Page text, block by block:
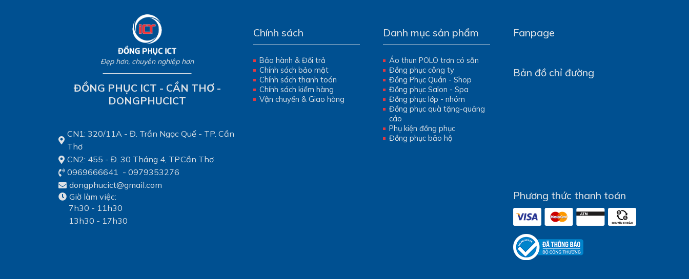
Đẹp hơn, chuyên nghiệp hơn
ĐỒNG PHỤC ICT - CẦN THƠ -
DONGPHUCICT
CN1: 320/11A - Đ. Trần Ngọc Quế - TP. Cần
Thơ
CN2: 455 - Đ. 30 Tháng 4, TP.Cần Thơ
0969666641 - 0979353276
dongphucict@gmail.com
Giờ làm việc:
7h30 - 11h30
13h30 - 17h30
Chính sách
Bảo hành & Đổi trả
Chính sách bảo mật
Chính sách thanh toán
Chính sách kiểm hàng
Vận chuyển & Giao hàng
Danh mục sản phẩm
Áo thun POLO trơn có sẵn
Đồng phục công ty
Đồng Phục Quán - Shop
Đồng phục Salon - Spa
Đồng phục lớp - nhóm
Đồng phục quà tặng-quảng
cáo
Phụ kiện đồng phục
Đồng phục bảo hộ
Fanpage
Bản đồ chỉ đường
Phương thức thanh toán